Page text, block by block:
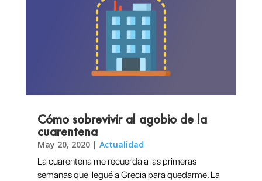
Cómo sobrevivir al agobio de la
cuarentena
May 20, 2020| Actualidad
La cuarentena me recuerda a las primeras
semanas que llegué a Grecia para quedarme. La